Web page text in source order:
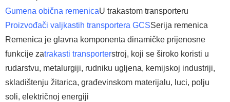
Gumena obična remenicaU trakastom transporteru
Proizvođači valjkastih transportera GCSSerija remenica
Remenica je glavna komponenta dinamičke prijenosne
funkcije zatrakasti transporterstroj, koji se široko koristi u
rudarstvu, metalurgiji, rudniku ugljena, kemijskoj industriji,
skladištenju žitarica, građevinskom materijalu, luci, polju
soli, električnoj energiji